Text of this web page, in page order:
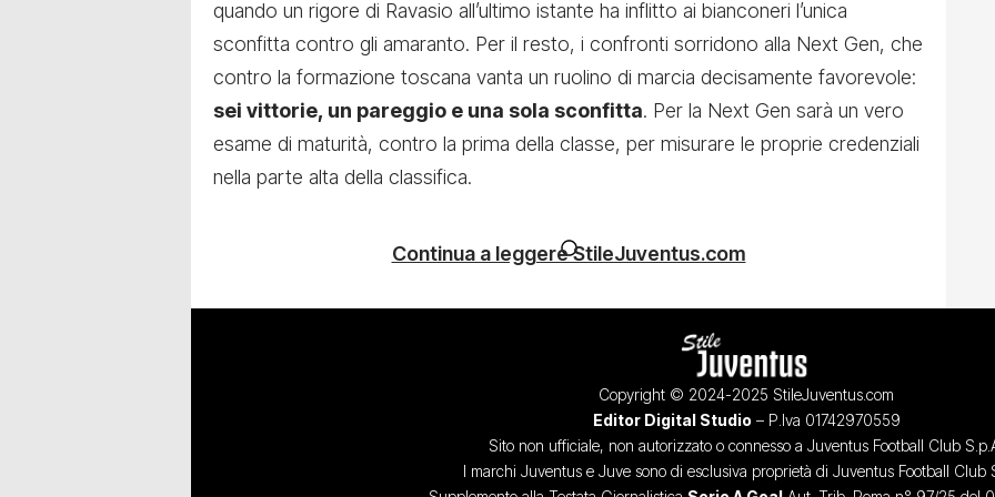
quando un rigore di Ravasio all’ultimo istante ha inflitto ai bianconeri l’unica
sconfitta contro gli amaranto. Per il resto, i confronti sorridono alla Next Gen, che
contro la formazione toscana vanta un ruolino di marcia decisamente favorevole:
sei vittorie, un pareggio e una sola sconfitta. Per la Next Gen sarà un vero
esame di maturità, contro la prima della classe, per misurare le proprie credenziali
nella parte alta della classifica.
Continua a leggere StileJuventus.com
Copyright © 2024-2025 StileJuventus.com
Editor Digital Studio – P.Iva 01742970559
Sito non ufficiale, non autorizzato o connesso a Juventus Football Club
I marchi Juventus e Juve sono di esclusiva proprietà di Juventus Football Club